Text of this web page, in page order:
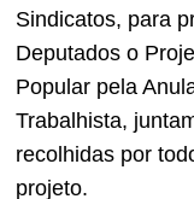
Sindicatos, para
Deputados o
Popular pela
Trabalhista,
recolhidas por
projeto.